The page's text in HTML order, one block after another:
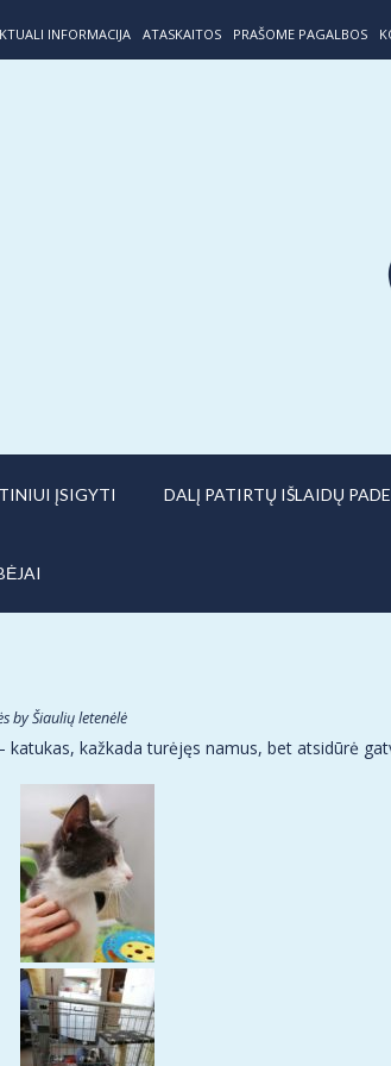
INFORMACIJA ATASKAITOS PRAŠOME PAGALBOS
ĮSIGYTI DALĮ PATIRTŲ IŠLAIDŲ
byŠiaulių letenėlė
katukas, kažkada turėjęs namus, bet atsidūrė